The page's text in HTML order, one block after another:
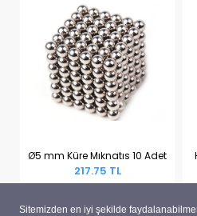
Sitemizden en iyi şekilde
Sepete Ekle
Ø5 mm Küre Mıknatıs 10 Adet
217.75 TL